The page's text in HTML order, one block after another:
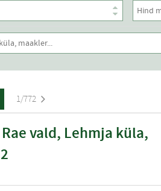
1/772
vald, Lehmja küla,